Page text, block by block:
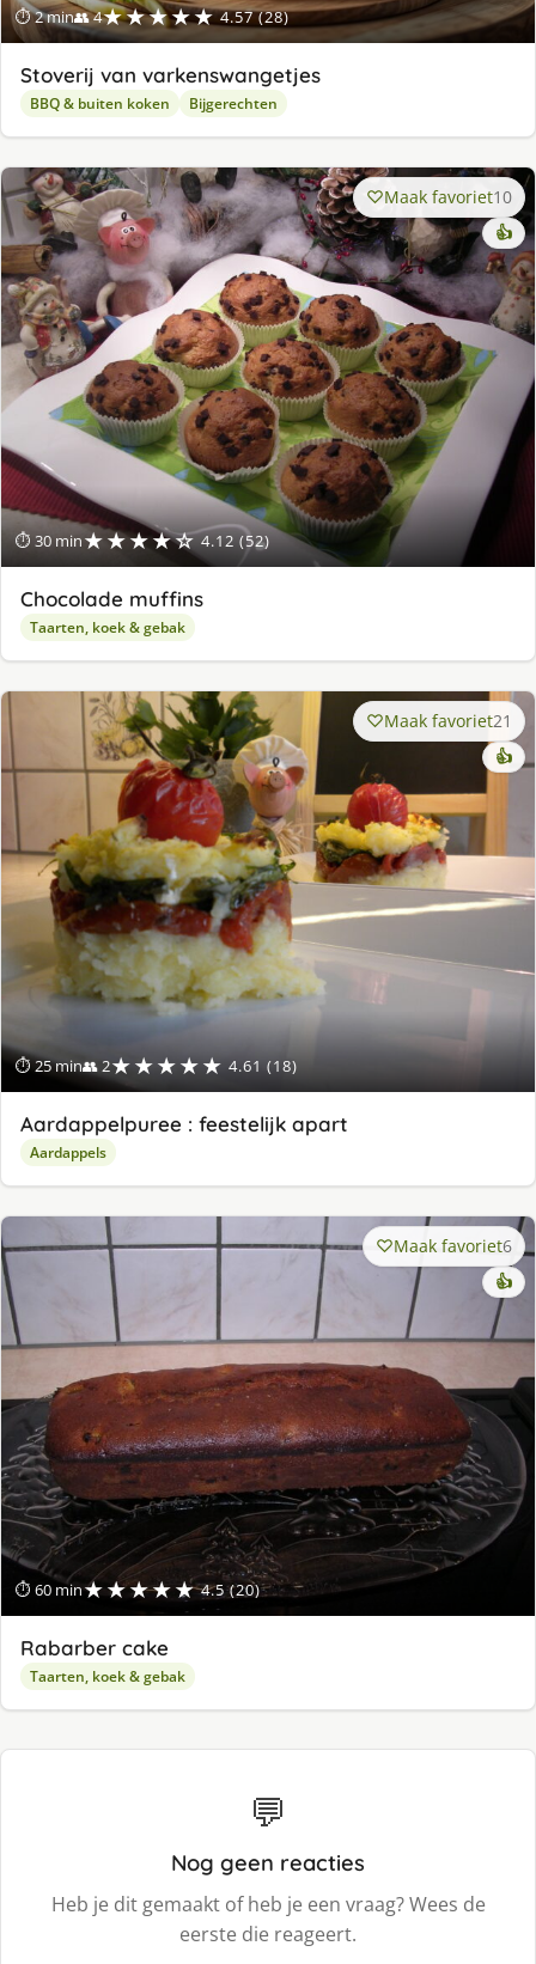
⏱ 2 min👥 4★★★★★ 4.57 (28)
Stoverij van varkenswangetjes
BBQ & buiten koken Bijgerechten
⏱ 30 min★★★★☆ 4.12 (52)
Maak favoriet10
👍
Chocolade muffins
Taarten, koek & gebak
⏱ 25 min👥 2★★★★★ 4.61 (18)
Maak favoriet21
👍
Aardappelpuree : feestelijk apart
Aardappels
⏱ 60 min★★★★★ 4.5 (20)
Maak favoriet6
👍
Rabarber cake
Taarten, koek & gebak
💬
Nog geen reacties
Heb je dit gemaakt of heb je een vraag? Wees de
eerste die reageert.